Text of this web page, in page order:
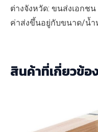
ต่างจังหวัด: ขนส่งเอกช
ค่าส่งขึ้นอยู่กับขนาด/น้ำ
สินค้าที่เกี่ยวข้อ